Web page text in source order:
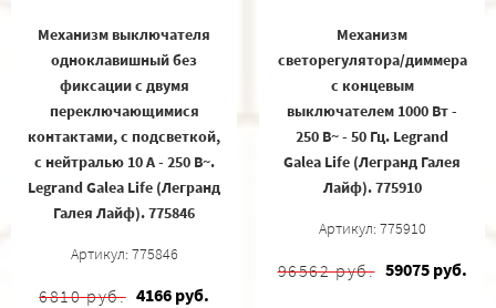
Механизм выключателя
одноклавишный без
фиксации с двумя
переключающимися
контактами, с подсветкой,
с нейтралью 10 А - 250 В~.
Legrand Galea Life (Легранд
Галея Лайф). 775846
Артикул: 775846
6810 руб. 4166 руб.
Механизм
светорегулятора/диммера
с концевым
выключателем 1000 Вт -
250 В~ - 50 Гц. Legrand
Galea Life (Легранд Галея
Лайф). 775910
Артикул: 775910
96562 руб. 59075 руб.